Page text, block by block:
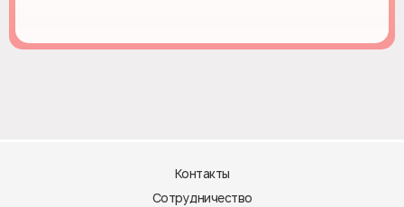
Контакты
Сотрудничество